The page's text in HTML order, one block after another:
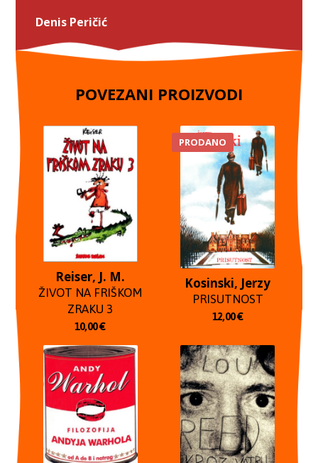
Denis Peričić
POVEZANI PROIZVODI
Reiser, J. M.
ŽIVOT NA FRIŠKOM
ZRAKU 3
10,00€
PRODANO
Kosinski, Jerzy
PRISUTNOST
12,00€